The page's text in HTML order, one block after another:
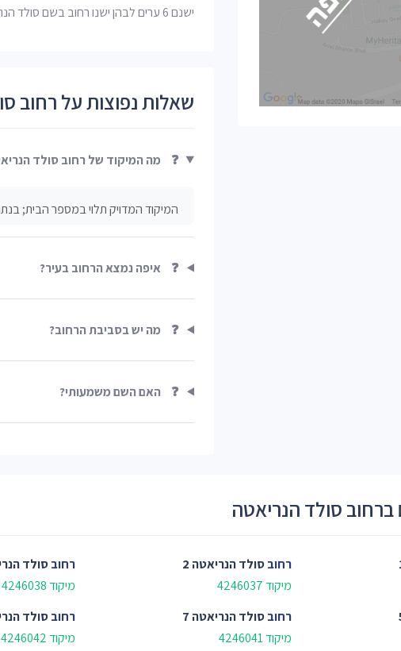
ישנם 6 ערים לבהן ישנו רחוב בשם סולד הנריאטה:
שאלות נפוצות על רחוב
❓ מה המיקוד של רחוב סולד
המיקוד המדויק תלוי במספר הבית;
❓ איפה נמצא הרחוב בעיר?
❓ מה יש בסביבת הרחוב?
❓ האם השם משמעותי?
ברחוב סולד הנריאטה
רחובסולד הנריאטה 2
מיקוד 4246037
רחובסולד
מיקוד 4246038
רחובסולד הנריאטה 7
מיקוד 4246041
רחובסולד
מיקוד 4246042